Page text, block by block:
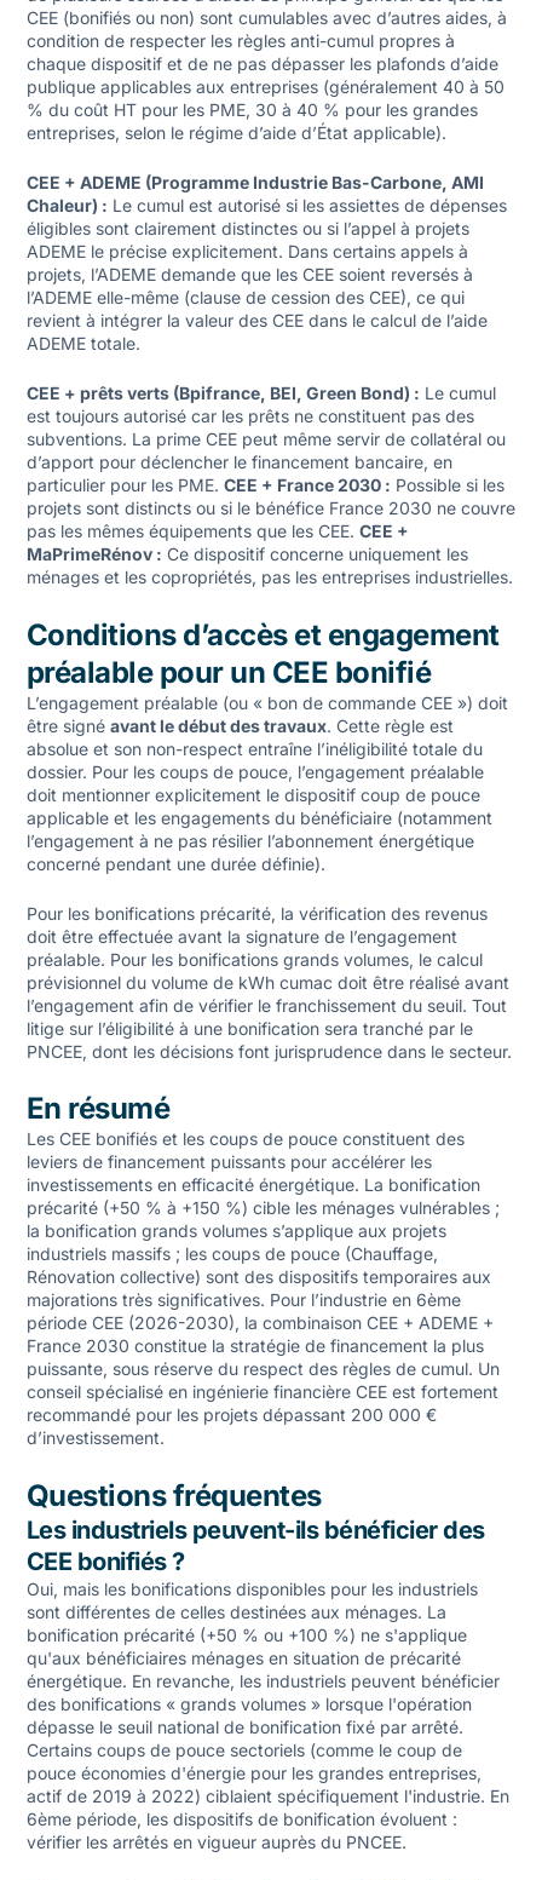
CEE (bonifiés ou non) sont cumulables avec d’autres aides, à
condition de respecter les règles anti-cumul propres à
chaque dispositif et de ne pas dépasser les plafonds d’aide
publique applicables aux entreprises (généralement 40 à 50
% du coût HT pour les PME, 30 à 40 % pour les grandes
entreprises, selon le régime d’aide d’État applicable).
CEE + ADEME (Programme Industrie Bas-Carbone, AMI
Chaleur) : Le cumul est autorisé si les assiettes de dépenses
éligibles sont clairement distinctes ou si l’appel à projets
ADEME le précise explicitement. Dans certains appels à
projets, l’ADEME demande que les CEE soient reversés à
l’ADEME elle-même (clause de cession des CEE), ce qui
revient à intégrer la valeur des CEE dans le calcul de l’aide
ADEME totale.
CEE + prêts verts (Bpifrance, BEI, Green Bond) : Le cumul
est toujours autorisé car les prêts ne constituent pas des
subventions. La prime CEE peut même servir de collatéral ou
d’apport pour déclencher le financement bancaire, en
particulier pour les PME. CEE + France 2030 : Possible si les
projets sont distincts ou si le bénéfice France 2030 ne couvre
pas les mêmes équipements que les CEE. CEE +
MaPrimeRénov : Ce dispositif concerne uniquement les
ménages et les copropriétés, pas les entreprises industrielles.
Conditions d’accès et engagement
préalable pour un CEE bonifié
L’engagement préalable (ou « bon de commande CEE ») doit
être signé avant le début des travaux. Cette règle est
absolue et son non-respect entraîne l’inéligibilité totale du
dossier. Pour les coups de pouce, l’engagement préalable
doit mentionner explicitement le dispositif coup de pouce
applicable et les engagements du bénéficiaire (notamment
l’engagement à ne pas résilier l’abonnement énergétique
concerné pendant une durée définie).
Pour les bonifications précarité, la vérification des revenus
doit être effectuée avant la signature de l’engagement
préalable. Pour les bonifications grands volumes, le calcul
prévisionnel du volume de kWh cumac doit être réalisé avant
l’engagement afin de vérifier le franchissement du seuil. Tout
litige sur l’éligibilité à une bonification sera tranché par le
PNCEE, dont les décisions font jurisprudence dans le secteur.
En résumé
Les CEE bonifiés et les coups de pouce constituent des
leviers de financement puissants pour accélérer les
investissements en efficacité énergétique. La bonification
précarité (+50 % à +150 %) cible les ménages vulnérables ;
la bonification grands volumes s’applique aux projets
industriels massifs ; les coups de pouce (Chauffage,
Rénovation collective) sont des dispositifs temporaires aux
majorations très significatives. Pour l’industrie en 6ème
période CEE (2026-2030), la combinaison CEE + ADEME +
France 2030 constitue la stratégie de financement la plus
puissante, sous réserve du respect des règles de cumul. Un
conseil spécialisé en ingénierie financière CEE est fortement
recommandé pour les projets dépassant 200 000 €
d’investissement.
Questions fréquentes
Les industriels peuvent-ils bénéficier des
CEE bonifiés ?
Oui, mais les bonifications disponibles pour les industriels
sont différentes de celles destinées aux ménages. La
bonification précarité (+50 % ou +100 %) ne s'applique
qu'aux bénéficiaires ménages en situation de précarité
énergétique. En revanche, les industriels peuvent bénéficier
des bonifications « grands volumes » lorsque l'opération
dépasse le seuil national de bonification fixé par arrêté.
Certains coups de pouce sectoriels (comme le coup de
pouce économies d'énergie pour les grandes entreprises,
actif de 2019 à 2022) ciblaient spécifiquement l'industrie. En
6ème période, les dispositifs de bonification évoluent :
vérifier les arrêtés en vigueur auprès du PNCEE.